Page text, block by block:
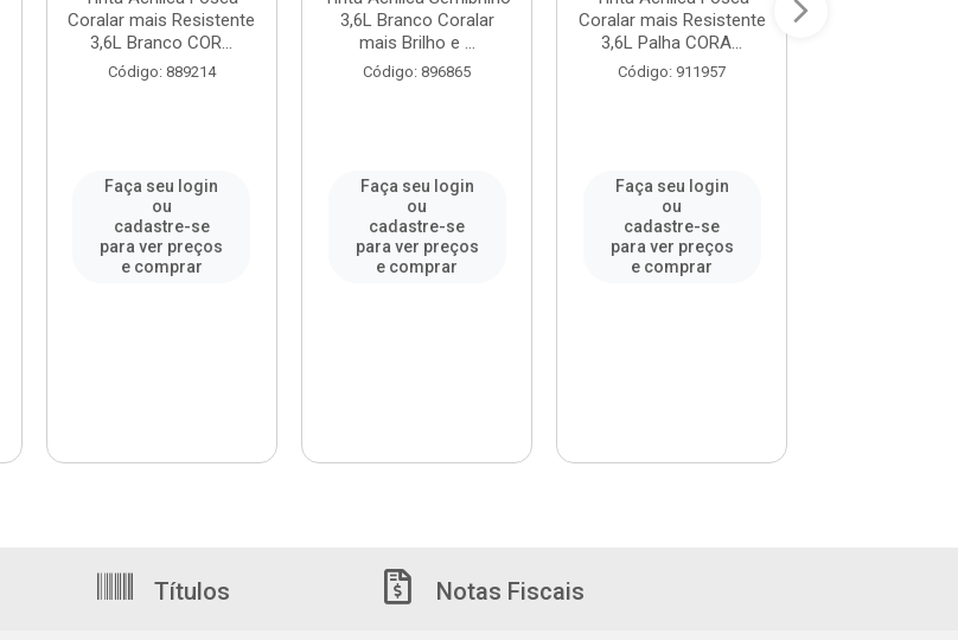
Coralar mais Resistente
3,6L Branco COR...
Código: 889214
Faça seu login
ou
cadastre-se
para ver preços
e comprar
3,6L Branco Coralar
mais Brilho e ...
Código: 896865
Faça seu login
ou
cadastre-se
para ver preços
e comprar
Coralar mais Resistente
3,6L Palha CORA...
Código: 911957
Faça seu login
ou
cadastre-se
para ver preços
e comprar
Títulos Notas Fiscais